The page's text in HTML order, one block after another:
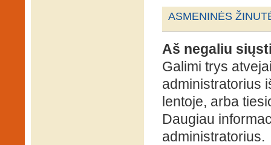
ASMENINĖS
Aš negaliu
Galimi trys
administratorius
lentoje, arba
Daugiau
administratorius.